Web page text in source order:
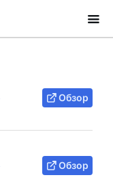
Обзор
Обзор